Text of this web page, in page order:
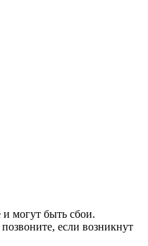
и могут быть сбои.
если возникнут